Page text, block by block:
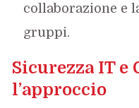
collaborazione e
gruppi.
Sicurezza IT e
l’approccio